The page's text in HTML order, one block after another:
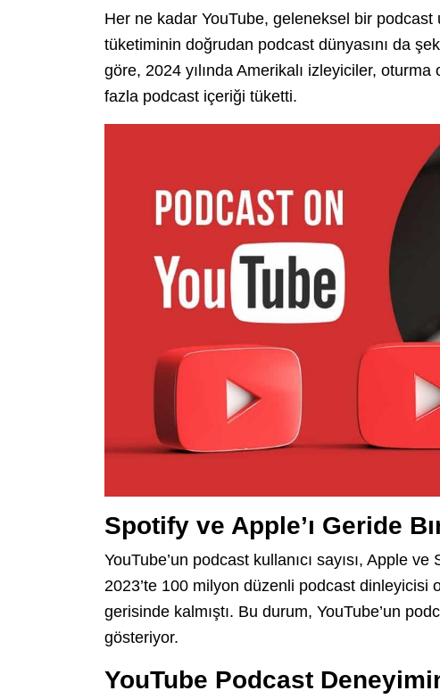
Her ne kadar YouTube, geleneksel bir
tüketiminin doğrudan podcast dünyasını da
göre, 2024 yılında Amerikalı izleyiciler,
fazla podcast içeriği tüketti.
Spotify ve Apple’ı Geride
YouTube’un podcast kullanıcı sayısı, Apple
2023’te 100 milyon düzenli podcast dinleyicisi
gerisinde kalmıştı. Bu durum, YouTube’un
gösteriyor.
YouTube Podcast